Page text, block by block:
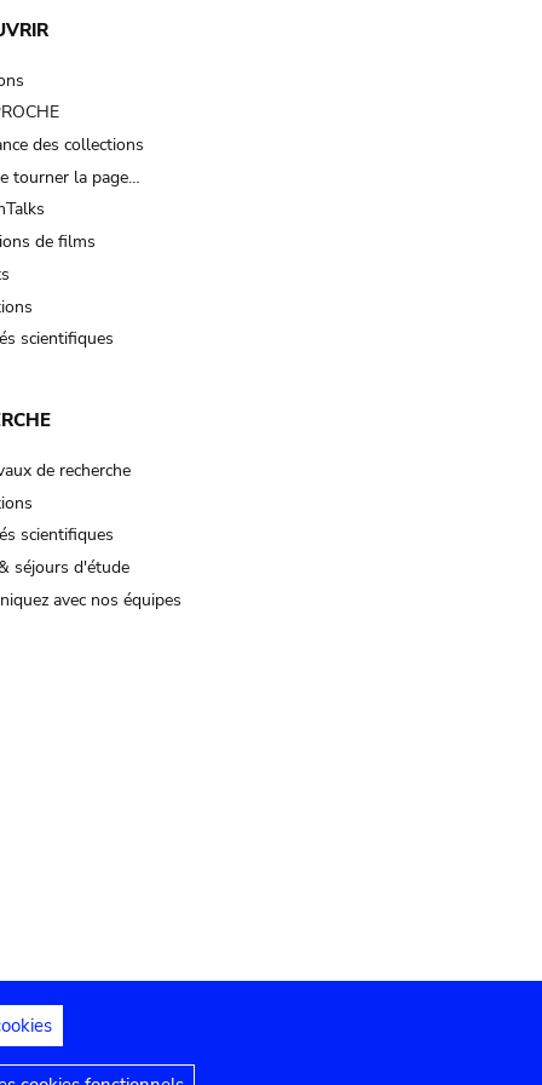
des collections
tourner la page…
de films
scientifiques
de recherche
scientifiques
séjours d'étude
avec nos équipes
juridiques Déclaration d'accessibilité